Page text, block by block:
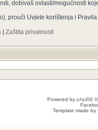
dobivaš ovlasti/mogućnosti
prouči Uvjete korištenja i
| Zaštita privatnosti
Powered by phpBB
Template made by